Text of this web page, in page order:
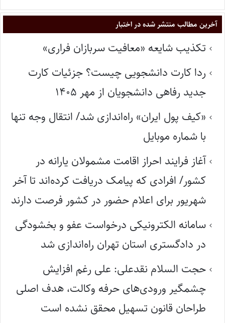
آخرین مطالب منتشر شده در اختبار
تکذیب شایعه «معافیت سربازان فراری»
ردا کارت دانشجویی چیست؟ جزئیات کارت
جدید رفاهی دانشجویان از مهر ۱۴۰۵
«کیف پول ایران» راه‌اندازی شد/ انتقال وجه تنها
با شماره موبایل
آغاز فرایند احراز اقامت مشمولان یارانه در
کشور/ افرادی که پیامک دریافت کرده‌اند تا آخر
شهریور برای اعلام حضور در کشور فرصت دارند
سامانه الکترونیکی درخواست عفو و بخشودگی
در دادگستری استان تهران راه‌اندازی شد
حجت السلام نقدعلی: علی رغم افزایش
چشمگیر ورودی‌های حرفه وکالت، هدف اصلی
طراحان قانون تسهیل محقق نشده است